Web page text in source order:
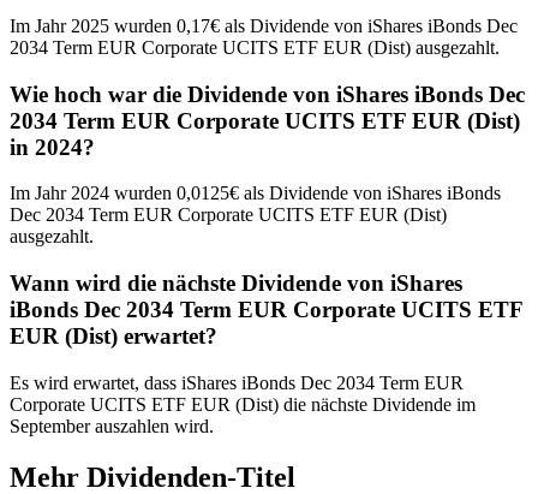
Im Jahr 2025 wurden 0,17€ als Dividende von iShares iBonds Dec
2034 Term EUR Corporate UCITS ETF EUR (Dist) ausgezahlt.
Wie hoch war die Dividende von iShares iBonds Dec
2034 Term EUR Corporate UCITS ETF EUR (Dist)
in 2024?
Im Jahr 2024 wurden 0,0125€ als Dividende von iShares iBonds
Dec 2034 Term EUR Corporate UCITS ETF EUR (Dist)
ausgezahlt.
Wann wird die nächste Dividende von iShares
iBonds Dec 2034 Term EUR Corporate UCITS ETF
EUR (Dist) erwartet?
Es wird erwartet, dass iShares iBonds Dec 2034 Term EUR
Corporate UCITS ETF EUR (Dist) die nächste Dividende im
September auszahlen wird.
Mehr Dividenden-Titel